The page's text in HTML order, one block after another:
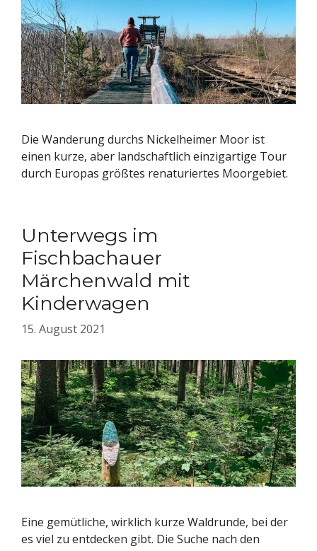
Die Wanderung durchs Nickelheimer Moor ist
einen kurze, aber landschaftlich einzigartige Tour
durch Europas größtes renaturiertes Moorgebiet.
Unterwegs im
Fischbachauer
Märchenwald mit
Kinderwagen
15. August 2021
Eine gemütliche, wirklich kurze Waldrunde, bei der
es viel zu entdecken gibt. Die Suche nach den